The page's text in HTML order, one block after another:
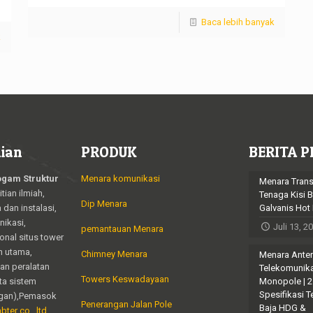
Baca lebih banyak
Struktur
ilmiah,
dan instalasi,
situs tower
utama,
peralatan
sistem
co., ltd
PRODUK
Menara komunikasi
Dip Menara
pemantauan Menara
Chimney Menara
Towers Keswadayaan
Penerangan Jalan Pole
BERITA
Menara
Tenaga Kisi
Galvanis Hot
Juli 13,
Menara
Monopole |
Spesifikasi
Baja HDG &